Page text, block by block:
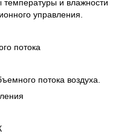
и влажности
управления.
потока
потока воздуха.